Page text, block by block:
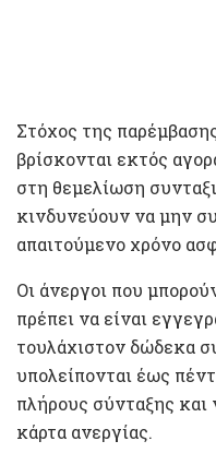
Στόχος της
βρίσκονται εκτός
στη θεμελίωση
κινδυνεύουν να μην
απαιτούμενο χρόνο
Οι άνεργοι που
πρέπει να είναι
τουλάχιστον δώδεκα
υπολείπονται έως
πλήρους σύνταξης
κάρτα ανεργίας.